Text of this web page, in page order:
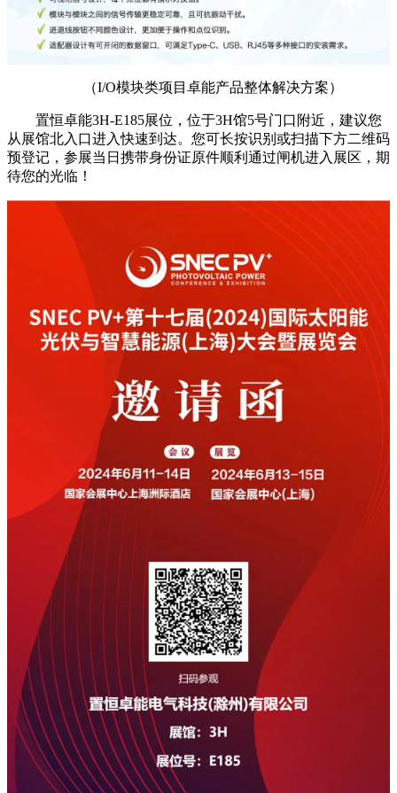
（I/O模块类项目卓能产品整体解决方案）
置恒卓能3H-E185展位，位于3H馆5号门口附近，建议您
从展馆北入口进入快速到达。您可长按识别或扫描下方二维码
预登记，参展当日携带身份证原件顺利通过闸机进入展区，期
待您的光临！